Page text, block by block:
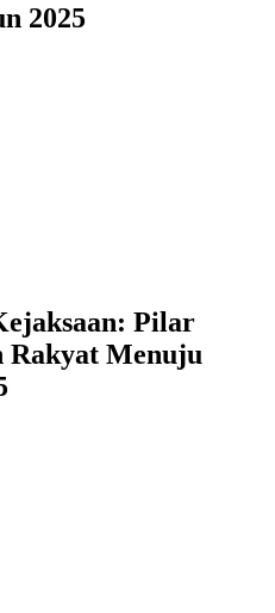
2025
Pilar
Rakyat Menuju